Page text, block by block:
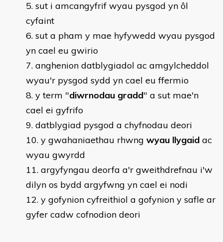
sut i amcangyfrif wyau pysgod yn ôl
cyfaint
sut a pham y mae hyfywedd wyau pysgod
yn cael eu gwirio
anghenion datblygiadol ac amgylcheddol
wyau'r pysgod sydd yn cael eu ffermio
y term "diwrnodau gradd" a sut mae'n
cael ei gyfrifo
datblygiad pysgod a chyfnodau deori
y gwahaniaethau rhwng wyau llygaid ac
wyau gwyrdd
argyfyngau deorfa a'r gweithdrefnau i'w
dilyn os bydd argyfwng yn cael ei nodi
y gofynion cyfreithiol a gofynion y safle ar
gyfer cadw cofnodion deori